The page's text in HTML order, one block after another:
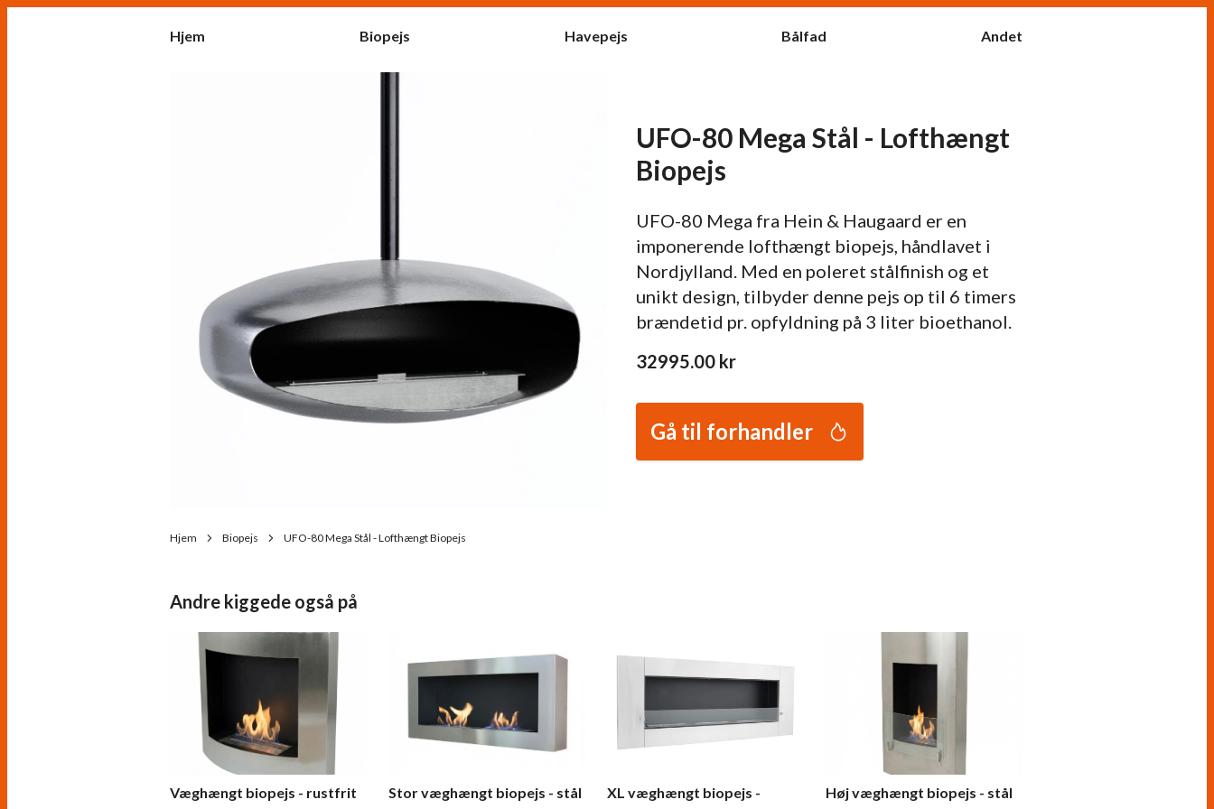
Hjem Biopejs Havepejs Bålfad Andet
UFO-80 Mega Stål - Lofthængt
Biopejs
UFO-80 Mega fra Hein & Haugaard er en
imponerende lofthængt biopejs, håndlavet i
Nordjylland. Med en poleret stålfinish og et
unikt design, tilbyder denne pejs op til 6 timers
brændetid pr. opfyldning på 3 liter bioethanol.
32995.00 kr
Gå til forhandler
Hjem Biopejs UFO-80 Mega Stål - Lofthængt Biopejs
Andre kiggede også på
Væghængt biopejs - rustfrit
Stor væghængt biopejs - stål
XL væghængt biopejs -
Høj væghængt biopejs - stål